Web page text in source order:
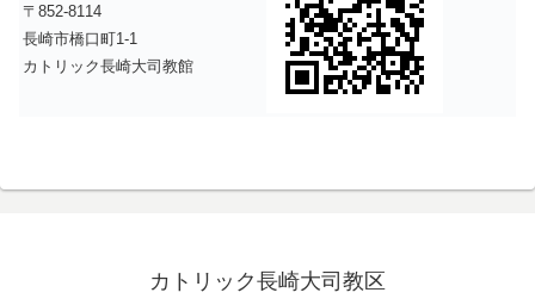
〒852-8114
長崎市橋口町1-1
カトリック長崎大司教館
カトリック長崎大司教区